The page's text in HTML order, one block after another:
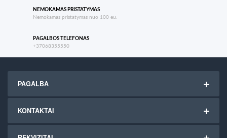
NEMOKAMAS PRISTATYMAS
Nemokamas pristatymas nuo 100 eu.
PAGALBOS TELEFONAS
+37068355550
PAGALBA
KONTAKTAI